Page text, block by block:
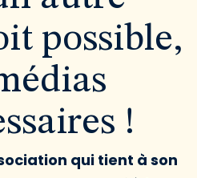
possible,
!
qui tient à son